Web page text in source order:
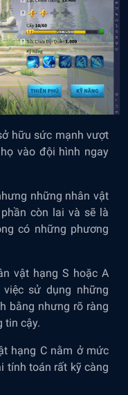
hữu sức mạnh vượt
vào đội hình ngay
những nhân vật
còn lai và sẽ là
có những phương
vật hạng S hoặc A
sử dụng những
bằng nhưng rõ ràng
tin cậy.
hạng C nằm ở mức
tính toán rất kỹ càng